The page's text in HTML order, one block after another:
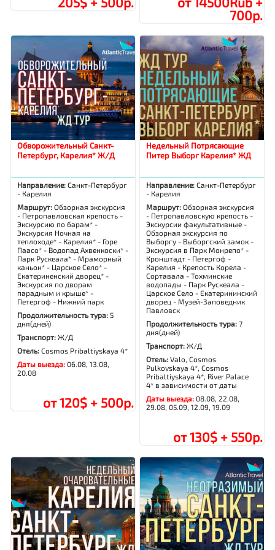
700р.
Обворожительный Санкт-
Петербург, Карелия* Ж/Д
Направление:Санкт-Петербург
- Карелия
Маршрут:Обзорная экскурсия
- Петропавловская крепость -
Экскурсию по барам* -
Экскурсия Ночная на
теплоходе* - Карелия* - Горе
Паасо* - Водопад Ахвенкоски* -
Парк Рускеала* - Мраморный
каньон* - Царское Село* -
Екатериненский дворец* -
Экскурсия по дворам
парадным и крыше* -
Петергоф - Нижний парк
Продолжительность тура: 5
дня(дней)
Транспорт:Ж/Д
Отель:Cosmos Pribaltiyskaya 4*
Даты выезда:06.08, 13.08,
20.08
от 120$ + 500р.
Недельный Потрясающие
Питер Выборг Карелия* ЖД
Направление:Санкт-Петербург
- Карелия
Маршрут:Обзорная экскурсия
- Петропавловскую крепость -
Экскурсии факультативные -
Обзорная экскурсия по
Выборгу - Выборгский замок -
Экскурсия в Парк Монрепо* -
Кронштадт - Петергоф -
Карелия - Крепость Корела -
Сортавала - Тохминские
водопады - Парк Рускеала -
Царское Село - Екатерининский
дворец - Музей-Заповедник
Павловск
Продолжительность тура:7
дня(дней)
Транспорт:Ж/Д
Отель:Valo, Cosmos
Pulkovskaya 4*, Cosmos
Pribaltiyskaya 4*, River Palace
4* в зависимости от даты
Даты выезда:08.08, 22.08,
29.08, 05.09, 12.09, 19.09
от 130$ + 550р.